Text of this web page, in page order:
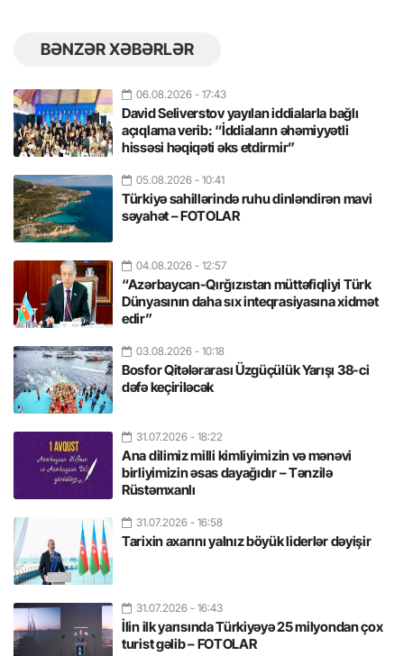
BƏNZƏR XƏBƏRLƏR
06.08.2026 - 17:43
David Seliverstov yayılan iddialarla bağlı
açıqlama verib: “İddiaların əhəmiyyətli
hissəsi həqiqəti əks etdirmir”
05.08.2026 - 10:41
Türkiyə sahillərində ruhu dinləndirən mavi
səyahət – FOTOLAR
04.08.2026 - 12:57
“Azərbaycan-Qırğızıstan müttəfiqliyi Türk
Dünyasının daha sıx inteqrasiyasına xidmət
edir”
03.08.2026 - 10:18
Bosfor Qitələrarası Üzgüçülük Yarışı 38-ci
dəfə keçiriləcək
31.07.2026 - 18:22
Ana dilimiz milli kimliyimizin və mənəvi
birliyimizin əsas dayağıdır – Tənzilə
Rüstəmxanlı
31.07.2026 - 16:58
Tarixin axarını yalnız böyük liderlər dəyişir
31.07.2026 - 16:43
İlin ilk yarısında Türkiyəyə 25 milyondan çox
turist gəlib – FOTOLAR